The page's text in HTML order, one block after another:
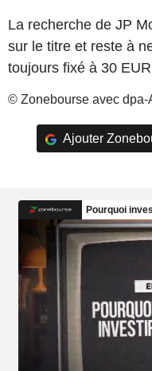
La recherche de JP
sur le titre et reste à
toujours fixé à 30
© Zonebourse avec dpa-
Ajouter